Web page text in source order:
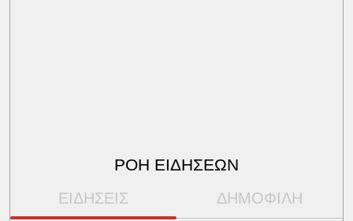
ΡΟΗ ΕΙΔΗΣΕΩΝ
ΕΙΔΗΣΕΙΣ ΔΗΜΟΦΙΛΗ